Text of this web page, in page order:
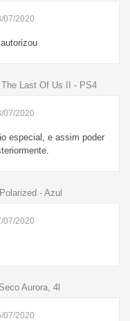
07/2020
Last Of Us II - PS4
07/2020
especial, e assim poder
- Azul
07/2020
Aurora, 4l
07/2020